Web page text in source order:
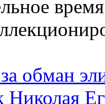
обман
Николая